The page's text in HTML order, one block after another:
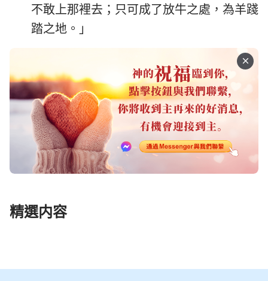
不敢上那裡去；只可成了放牛之處，為羊踐
踏之地。」
精選内容